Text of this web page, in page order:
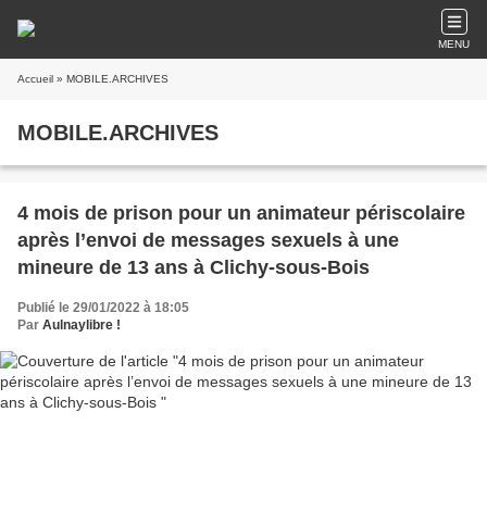
MENU
Accueil » MOBILE.ARCHIVES
MOBILE.ARCHIVES
4 mois de prison pour un animateur périscolaire
après l’envoi de messages sexuels à une
mineure de 13 ans à Clichy-sous-Bois
Publié le 29/01/2022 à 18:05
Par Aulnaylibre !